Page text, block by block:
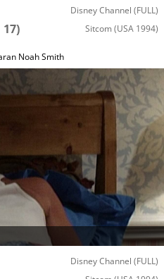
Disney Channel (FULL)
17) Sitcom (USA 1994)
Noah Smith
Disney Channel (FULL)